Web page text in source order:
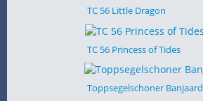
TC 56 Little Dragon
TC 56 Princess of Tides
Toppsegelschoner Banjaard